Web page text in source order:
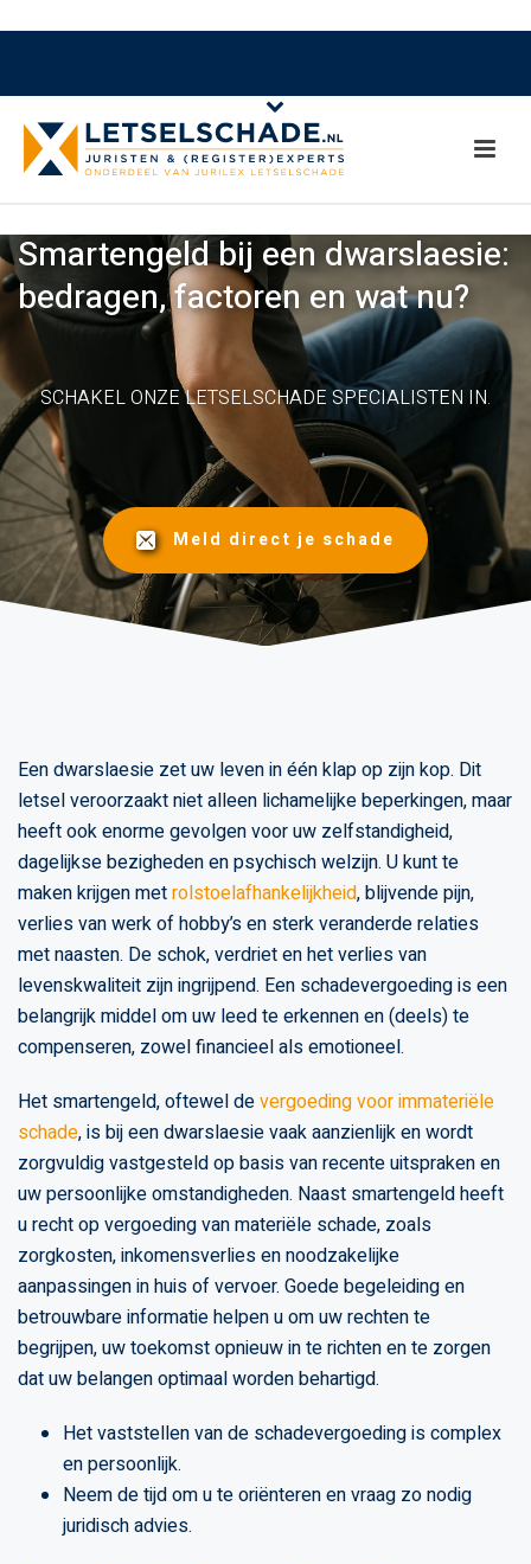
Smartengeld bij een dwarslaesie:
bedragen, factoren en wat nu?
SCHAKEL ONZE LETSELSCHADE SPECIALISTEN IN.
Meld direct je schade
Een dwarslaesie zet uw leven in één klap op zijn kop. Dit
letsel veroorzaakt niet alleen lichamelijke beperkingen, maar
heeft ook enorme gevolgen voor uw zelfstandigheid,
dagelijkse bezigheden en psychisch welzijn. U kunt te
maken krijgen metrolstoelafhankelijkheid, blijvende pijn,
verlies van werk of hobby’s en sterk veranderde relaties
met naasten. De schok, verdriet en het verlies van
levenskwaliteit zijn ingrijpend. Een schadevergoeding is een
belangrijk middel om uw leed te erkennen en (deels) te
compenseren, zowel financieel als emotioneel.
Het smartengeld, oftewel devergoeding voor immateriële
schade, is bij een dwarslaesie vaak aanzienlijk en wordt
zorgvuldig vastgesteld op basis van recente uitspraken en
uw persoonlijke omstandigheden. Naast smartengeld heeft
u recht op vergoeding van materiële schade, zoals
zorgkosten, inkomensverlies en noodzakelijke
aanpassingen in huis of vervoer. Goede begeleiding en
betrouwbare informatie helpen u om uw rechten te
begrijpen, uw toekomst opnieuw in te richten en te zorgen
dat uw belangen optimaal worden behartigd.
Het vaststellen van de schadevergoeding is complex
en persoonlijk.
Neem de tijd om u te oriënteren en vraag zo nodig
juridisch advies.